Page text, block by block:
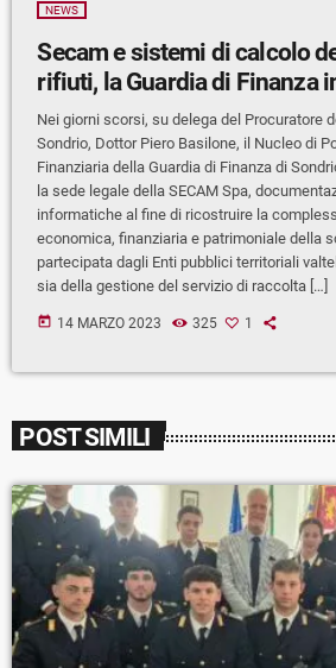
NEWS
Secam e sistemi di calcolo
rifiuti, la Guardia di Finanza
Nei giorni scorsi, su delega del Procuratore
Sondrio, Dottor Piero Basilone, il Nucleo di
Finanziaria della Guardia di Finanza di
la sede legale della SECAM Spa,
informatiche al fine di ricostruire la
economica, finanziaria e patrimoniale della
partecipata dagli Enti pubblici territoriali
sia della gestione del servizio di raccolta […]
today 14 MARZO 2023 325 1
POST SIMILI